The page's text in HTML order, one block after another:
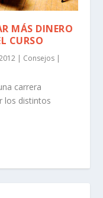
MÁS DINERO
CURSO
| Consejos |
carrera
los distintos